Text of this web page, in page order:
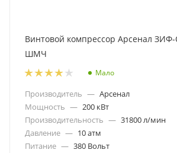
Винтовой компрессор Арсенал
ШМЧ
Мало
Производитель — Арсенал
Мощность — 200 кВт
Производительность — 31800 л/мин
Давление — 10 атм
Питание — 380 Вольт